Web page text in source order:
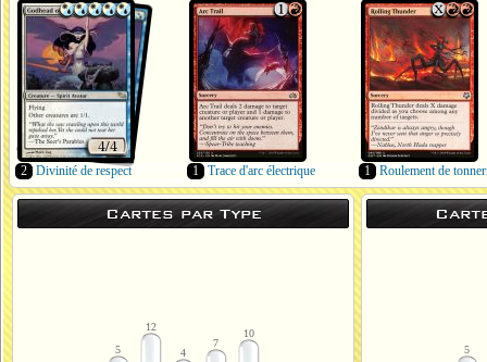
2 Divinité de respect 1 Trace d'arc électrique 1 Roulement de
Cartes par Type
5
12
4
7
10
5